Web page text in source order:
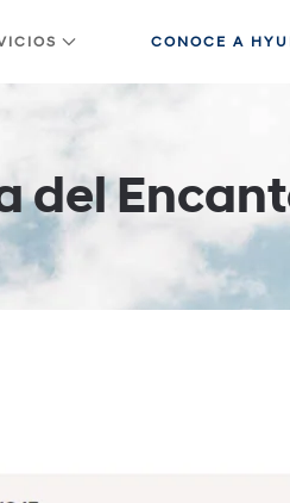
CONOCE A
del